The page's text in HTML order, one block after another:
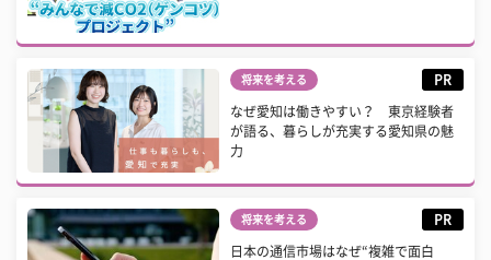
将来を考える PR
なぜ愛知は働きやすい？ 東京経験者
が語る、暮らしが充実する愛知県の魅
力
将来を考える PR
日本の通信市場はなぜ“複雑で面白